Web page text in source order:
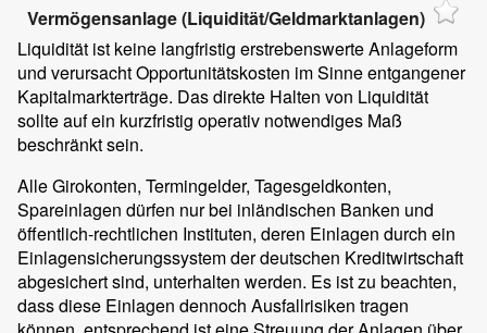
Vermögensanlage (Liquidität/Geldmarktanlagen)
Liquidität ist keine langfristig erstrebenswerte Anlageform
und verursacht Opportunitätskosten im Sinne entgangener
Kapitalmarkterträge. Das direkte Halten von Liquidität
sollte auf ein kurzfristig operativ notwendiges Maß
beschränkt sein.
Alle Girokonten, Termingelder, Tagesgeldkonten,
Spareinlagen dürfen nur bei inländischen Banken und
öffentlich-rechtlichen Instituten, deren Einlagen durch ein
Einlagensicherungssystem der deutschen Kreditwirtschaft
abgesichert sind, unterhalten werden. Es ist zu beachten,
dass diese Einlagen dennoch Ausfallrisiken tragen